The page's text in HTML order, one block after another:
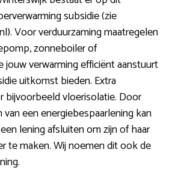
subsidie (zie
Voor verduurzaming maatregelen
zonneboiler of
jouw verwarming efficiënt aanstuurt
uitkomst bieden. Extra
bijvoorbeeld vloerisolatie. Door
een energiebespaarlening kan
lening afsluiten om zijn of haar
te maken. Wij noemen dit ook de